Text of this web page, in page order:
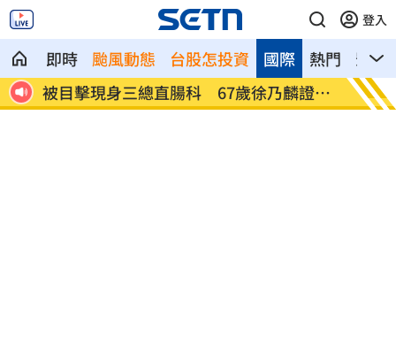
登入
即時 颱風動態 台股怎投資 熱門 影音
國際
劇 被目擊現身三總直腸科 67歲徐乃麟證實
了
南澳